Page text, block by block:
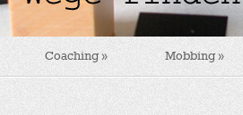
Coaching» Mobbing»